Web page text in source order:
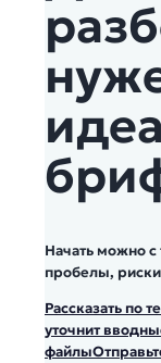
Начать можно
пробелы,
Рассказать по
уточнит
файлы